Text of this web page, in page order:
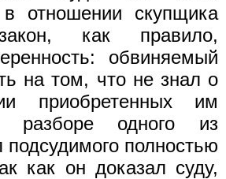
отношении скупщика
как правило,
обвиняемый
на том, что не знал о
приобретенных им
разборе одного из
полностью
как он доказал суду,